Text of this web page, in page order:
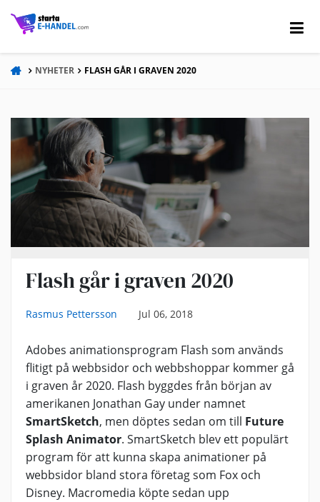
NYHETER FLASH GÅR I GRAVEN 2020
Flash går i graven 2020
Rasmus Pettersson Jul 06, 2018
Adobes animationsprogram Flash som används
flitigt på webbsidor och webbshoppar kommer gå
i graven år 2020. Flash byggdes från början av
amerikanen Jonathan Gay under namnet
SmartSketch, men döptes sedan om till Future
Splash Animator. SmartSketch blev ett populärt
program för att kunna skapa animationer på
webbsidor bland stora företag som Fox och
Disney. Macromedia köpte sedan upp